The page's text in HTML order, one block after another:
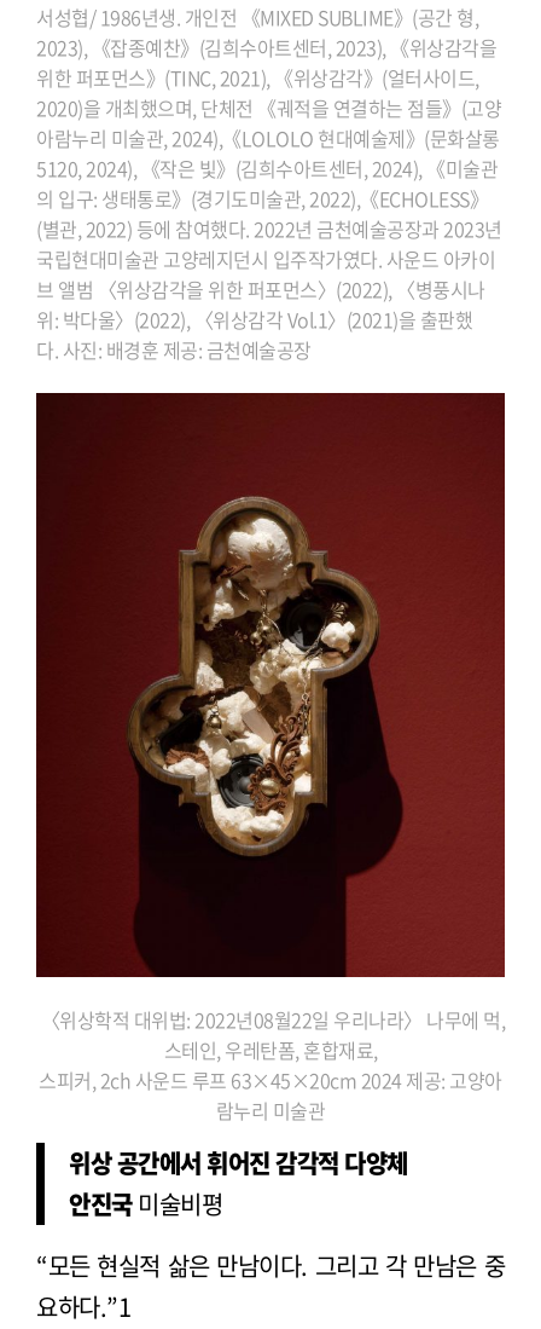
서성협/ 1986년생. 개인전 《MIXED SUBLIME》(공간 형,
2023), 《잡종예찬》(김희수아트센터, 2023), 《위상감각을
위한 퍼포먼스》(TINC, 2021), 《위상감각》(얼터사이드,
2020)을 개최했으며, 단체전 《궤적을 연결하는 점들》(고양
아람누리 미술관, 2024),《LOLOLO 현대예술제》(문화살롱
5120, 2024), 《작은 빛》(김희수아트센터, 2024), 《미술관
의 입구: 생태통로》(경기도미술관, 2022),《ECHOLESS》
(별관, 2022) 등에 참여했다. 2022년 금천예술공장과 2023년
국립현대미술관 고양레지던시 입주작가였다. 사운드 아카이
브 앨범 〈위상감각을 위한 퍼포먼스〉(2022), 〈병풍시나
위: 박다울〉(2022), 〈위상감각 Vol.1〉(2021)을 출판했
다. 사진: 배경훈 제공: 금천예술공장
〈위상학적 대위법: 2022년08월22일 우리나라〉 나무에 먹,
스테인, 우레탄폼, 혼합재료,
스피커, 2ch 사운드 루프 63×45×20cm 2024 제공: 고양아
람누리 미술관
위상 공간에서 휘어진 감각적 다양체
안진국 미술비평
“모든 현실적 삶은 만남이다. 그리고 각 만남은 중
요하다.”1